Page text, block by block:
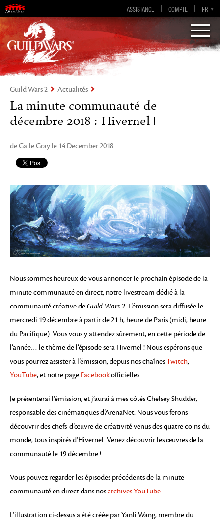
ASSISTANCE COMPTE FR
EN
DE
ES
EN-GB
Visions of Eternity
Guild Wars 2
Guild Wars 2 Actualités
La minute communauté de
décembre 2018 : Hivernel !
de Gaile Gray le 14 December 2018
Nous sommes heureux de vous annoncer le prochain épisode de la
minute communauté en direct, notre livestream dédié à la
communauté créative deGuild Wars 2. L’émission sera diffusée le
mercredi 19 décembre à partir de 21 h, heure de Paris (midi, heure
du Pacifique). Vous vous y attendez sûrement, en cette période de
l’année… le thème de l’épisode sera Hivernel ! Nous espérons que
vous pourrez assister à l’émission, depuis nos chaînesTwitch,
YouTube, et notre page Facebookofficielles.
Je présenterai l’émission, et j’aurai à mes côtés Chelsey Shudder,
responsable des cinématiques d’ArenaNet. Nous vous ferons
découvrir des chefs-d’œuvre de créativité venus des quatre coins du
monde, tous inspirés d’Hivernel. Venez découvrir les œuvres de la
communauté le 19 décembre !
Vous pouvez regarder les épisodes précédents de la minute
communauté en direct dans nosarchives YouTube.
L’illustration ci-dessus a été créée par Yanli Wang, membre du